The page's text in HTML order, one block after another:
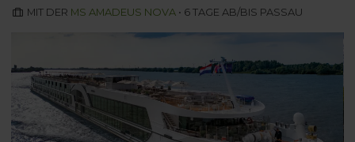
Über uns
Wissen
MIT DER MS AMADEUS NOVA• 6 TAGE AB/BIS PASSAU